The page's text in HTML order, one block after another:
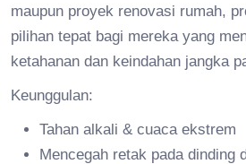
maupun proyek renovasi rumah,
pilihan tepat bagi mereka yang
ketahanan dan keindahan jangka
Keunggulan:
Tahan alkali & cuaca ekstrem
Mencegah retak pada dinding